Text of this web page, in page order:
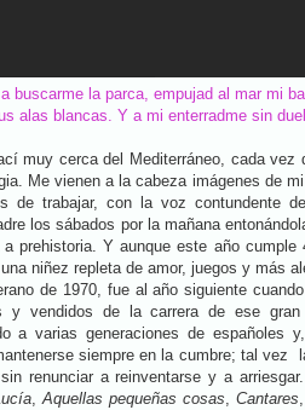
buscarme la parca, empujad al mar mi
alas blancas. Y a mi enterradme sin
muy cerca del Mediterráneo, cada
Me vienen a la cabeza imágenes de
de trabajar, con la voz contundente
los sábados por la mañana
prehistoria. Y aunque este año
niñez repleta de amor, juegos y más
de 1970, fue al año siguiente
y vendidos de la carrera de ese gran
a varias generaciones de españoles
siempre en la cumbre; tal vez
renunciar a reinventarse y a
,Aquellas pequeñas cosas, Cantares,